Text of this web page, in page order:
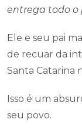
entrega todo o
Ele e seu pai
de recuar da
Santa Catarina
Isso é um
seu povo.